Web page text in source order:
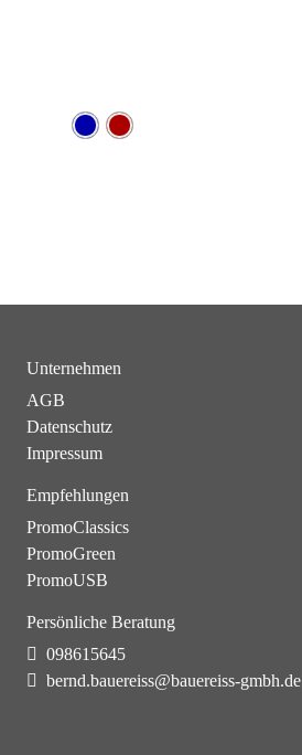
Unternehmen
AGB
Datenschutz
Impressum
Empfehlungen
PromoClassics
PromoGreen
PromoUSB
Persönliche Beratung
098615645
bernd.bauereiss@bauereiss-gmbh.de